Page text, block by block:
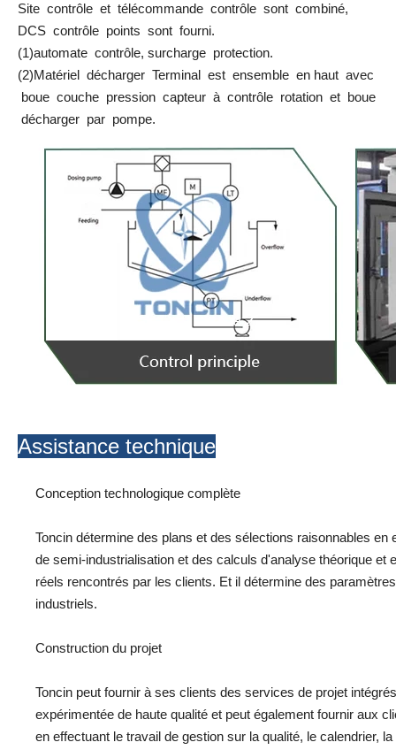
Site contrôle et télécommande contrôle sont combiné,
DCS contrôle points sont fourni.
(1)automate contrôle, surcharge protection.
(2)Matériel décharger Terminal est ensemble en haut avec
boue couche pression capteur à contrôle rotation et boue
décharger par pompe.
Assistance technique
Conception technologique complète
Toncin détermine des plans et des sélections raisonnables
de semi-industrialisation et des calculs d'analyse théorique
réels rencontrés par les clients. Et il détermine des
industriels.
Construction du projet
Toncin peut fournir à ses clients des services de projet
expérimentée de haute qualité et peut également fournir aux
en effectuant le travail de gestion sur la qualité, le calendrier,